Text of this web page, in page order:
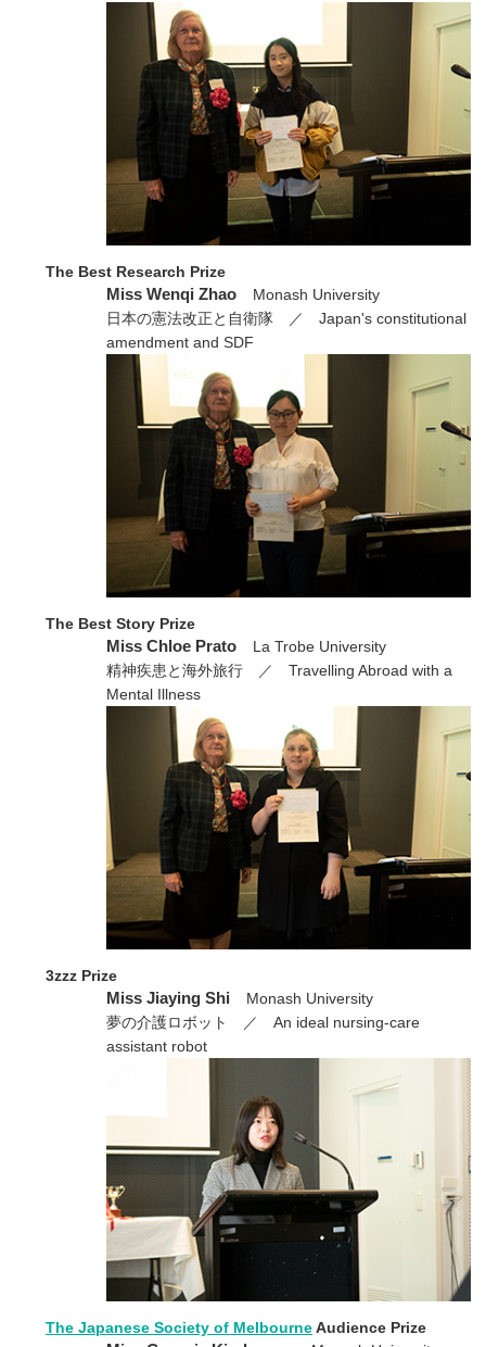
The Best Research Prize
Miss Wenqi Zhao
Monash University
日本の憲法改正と自衛隊 ／ Japan's constitutional
amendment and SDF
The Best Story Prize
Miss Chloe Prato
La Trobe University
精神疾患と海外旅行 ／ Travelling Abroad with a
Mental Illness
3zzz Prize
Miss Jiaying Shi
Monash University
夢の介護ロボット ／ An ideal nursing-care
assistant robot
The Japanese Society of MelbourneAudience Prize